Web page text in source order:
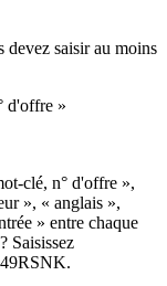
devez saisir au moins
d'offre »
clé, n° d'offre »,
», « anglais »,
» entre chaque
Saisissez